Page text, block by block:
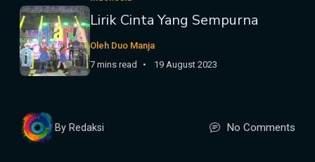
Lirik Cinta Yang Sempurna
Oleh Duo Manja
7 mins read
19 August 2023
By Redaksi No Comments